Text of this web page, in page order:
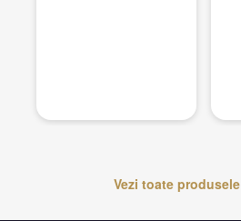
Vezi toate produsele